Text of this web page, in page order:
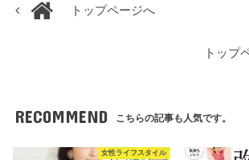
トップページへ
トップ
RECOMMEND こちらの記事も人気です。
女性ライフスタイル